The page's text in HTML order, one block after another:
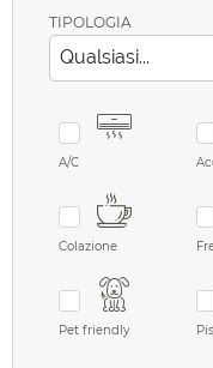
TIPOLOGIA
A/C
Colazione
Pet friendly